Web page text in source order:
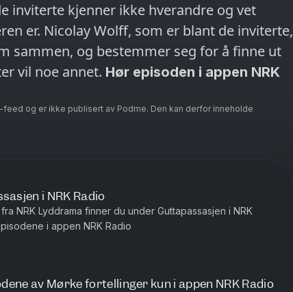
inviterte kjenner ikke hverandre og vet
er. Nicolay Wolff, som er blant de inviterte,
sammen, og bestemmer seg for å finne ut
vil noe annet. Hør episoden i appen NRK
og er ikke publisert av Podme. Den kan derfor inneholde
i NRK Radio
NRK Lyddrama finner du under Guttapassasjen i NRK
i appen NRK Radio
av Mørke fortellinger kun i appen NRK Radio